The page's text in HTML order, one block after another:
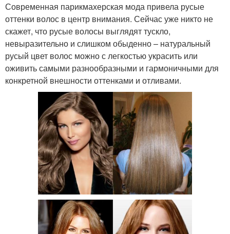
Современная парикмахерская мода привела русые
оттенки волос в центр внимания. Сейчас уже никто не
скажет, что русые волосы выглядят тускло,
невыразительно и слишком обыденно – натуральный
русый цвет волос можно с легкостью украсить или
оживить самыми разнообразными и гармоничными для
конкретной внешности оттенками и отливами.